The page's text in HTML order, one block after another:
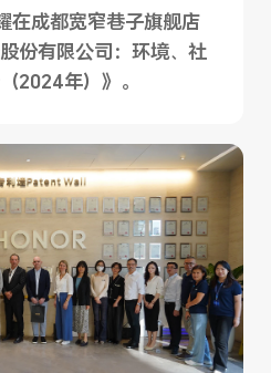
在成都宽窄巷子旗舰店
份有限公司：环境、社
2024年）》。